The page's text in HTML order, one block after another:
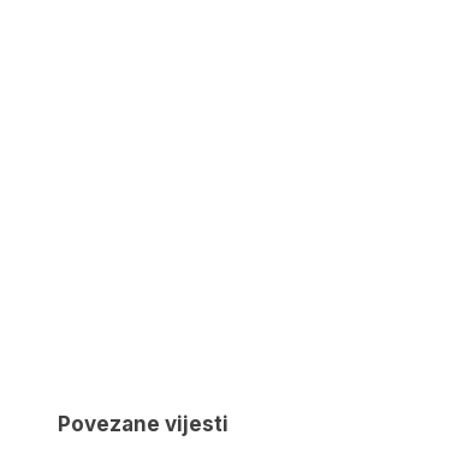
Povezane vijesti